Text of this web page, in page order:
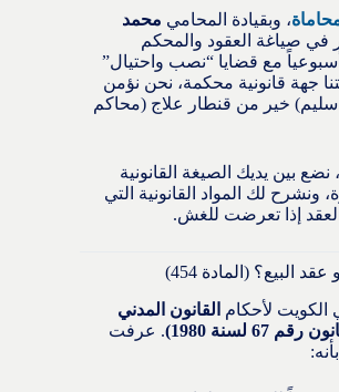
، وبقيادة المحامي محمد
في صياغة العقود والمحكم
مع قضايا “نصب واحتيال”
جهة قانونية محكمة، نحن نؤمن
سليم) خير من قنطار علاج (محاكم
بين يديك الصيغة القانونية
ونشرح لك المواد القانونية التي
إذا تعرضت للغش.
البيع؟ (المادة 454)
الكويت لأحكام القانون المدني
لسنة 1980)
. عرفت